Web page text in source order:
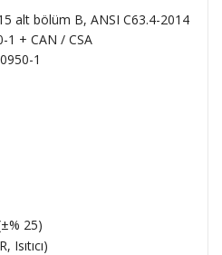
alt bölüm B, ANSI C63.4-2014
1 + CAN / CSA
1
25)
Isıtıcı)